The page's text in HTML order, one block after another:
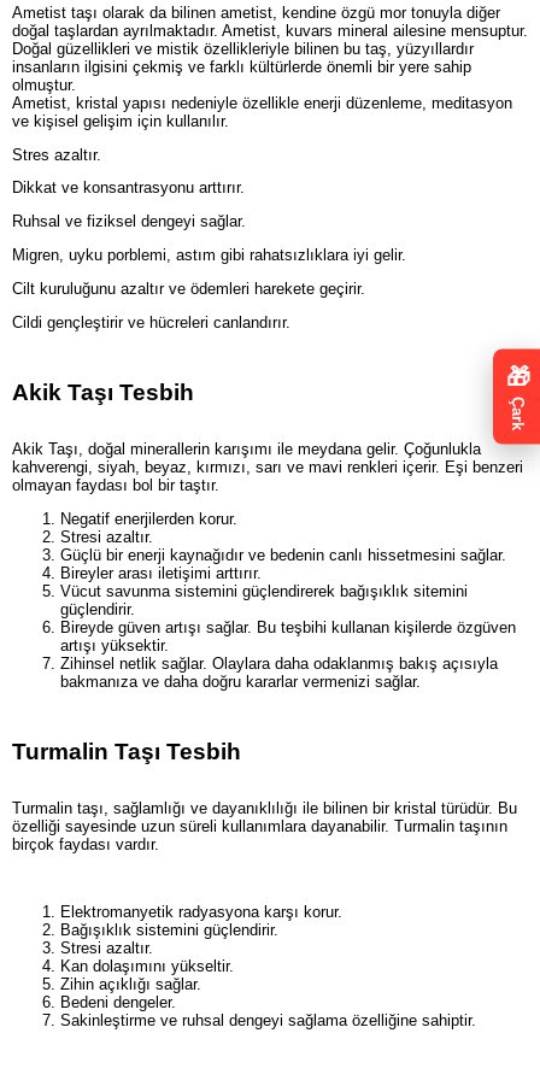
Ametist taşı olarak da bilinen ametist, kendine özgü mor tonuyla diğer
doğal taşlardan ayrılmaktadır. Ametist, kuvars mineral ailesine mensuptur.
Doğal güzellikleri ve mistik özellikleriyle bilinen bu taş, yüzyıllardır
insanların ilgisini çekmiş ve farklı kültürlerde önemli bir yere sahip
olmuştur.
Ametist, kristal yapısı nedeniyle özellikle enerji düzenleme, meditasyon
ve kişisel gelişim için kullanılır.
Stres azaltır.
Dikkat ve konsantrasyonu arttırır.
Ruhsal ve fiziksel dengeyi sağlar.
Migren, uyku porblemi, astım gibi rahatsızlıklara iyi gelir.
Cilt kuruluğunu azaltır ve ödemleri harekete geçirir.
Cildi gençleştirir ve hücreleri canlandırır.
Akik Taşı Tesbih
Akik Taşı, doğal minerallerin karışımı ile meydana gelir. Çoğunlukla
kahverengi, siyah, beyaz, kırmızı, sarı ve mavi renkleri içerir. Eşi benzeri
olmayan faydası bol bir taştır.
Negatif enerjilerden korur.
Stresi azaltır.
Güçlü bir enerji kaynağıdır ve bedenin canlı hissetmesini sağlar.
Bireyler arası iletişimi arttırır.
Vücut savunma sistemini güçlendirerek bağışıklık sitemini
güçlendirir.
Bireyde güven artışı sağlar. Bu teşbihi kullanan kişilerde özgüven
artışı yüksektir.
Zihinsel netlik sağlar. Olaylara daha odaklanmış bakış açısıyla
bakmanıza ve daha doğru kararlar vermenizi sağlar.
Turmalin Taşı Tesbih
Turmalin taşı, sağlamlığı ve dayanıklılığı ile bilinen bir kristal türüdür. Bu
özelliği sayesinde uzun süreli kullanımlara dayanabilir. Turmalin taşının
birçok faydası vardır.
Elektromanyetik radyasyona karşı korur.
Bağışıklık sistemini güçlendirir.
Stresi azaltır.
Kan dolaşımını yükseltir.
Zihin açıklığı sağlar.
Bedeni dengeler.
Sakinleştirme ve ruhsal dengeyi sağlama özelliğine sahiptir.
🎁
Çark